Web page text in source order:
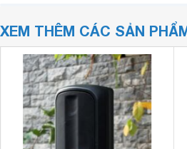
XEM THÊM CÁC SẢN